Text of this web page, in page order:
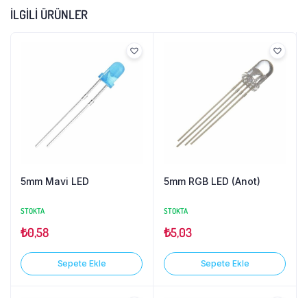
İLGILI ÜRÜNLER
5mm Mavi LED
STOKTA
₺0,58
Sepete Ekle
5mm RGB LED (Anot)
STOKTA
₺5,03
Sepete Ekle